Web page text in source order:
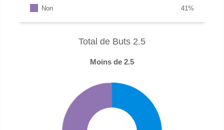
Non
%
41
Total de Buts 2.5
Moins de 2.5